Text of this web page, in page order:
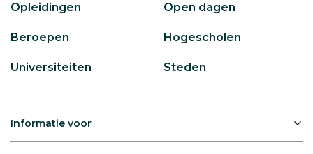
Opleidingen Open dagen
Beroepen Hogescholen
Universiteiten Steden
Informatie voor